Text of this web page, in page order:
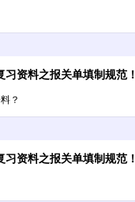
习资料之报关单填制规范！
？
习资料之报关单填制规范！